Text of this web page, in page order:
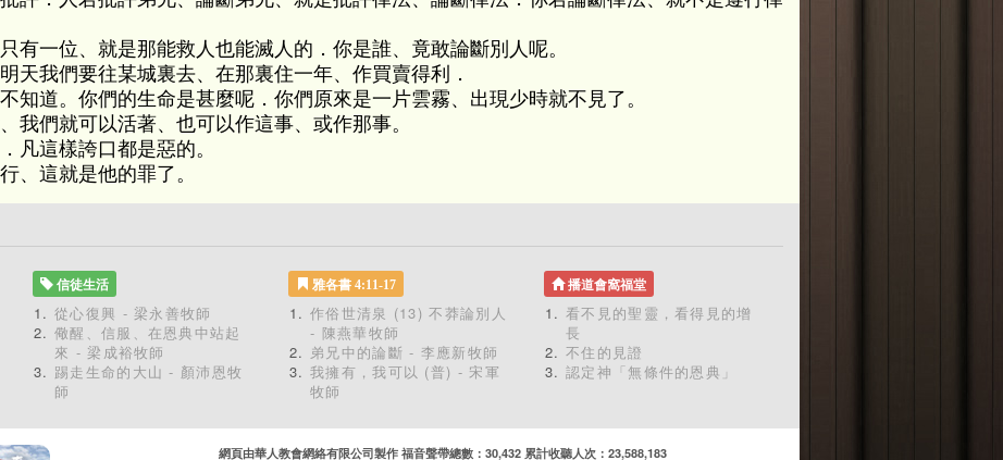
有一位、就是那能救人也能滅人的．你是誰、竟敢論斷別人呢。
天我們要往某城裏去、在那裏住一年、作買賣得利．
知道。你們的生命是甚麼呢．你們原來是一片雲霧、出現少時就不見了。
我們就可以活著、也可以作這事、或作那事。
凡這樣誇口都是惡的。
、這就是他的罪了。
信徒生活
從心復興 - 梁永善牧師
儆醒、信服、在恩典中站起
來 - 梁成裕牧師
踢走生命的大山 - 顏沛恩牧
師
雅各書 4:11-17
作俗世清泉 (13) 不莽論別人
- 陳燕華牧師
弟兄中的論斷 - 李應新牧師
我擁有，我可以 (普) - 宋軍
牧師
播道會窩福堂
看不見的聖靈，看得見的增
長
不住的見證
認定神「無條件的恩典」
網頁由華人教會網絡有限公司製作 福音聲帶總數：30,432 累計收聽人次：23,588,183